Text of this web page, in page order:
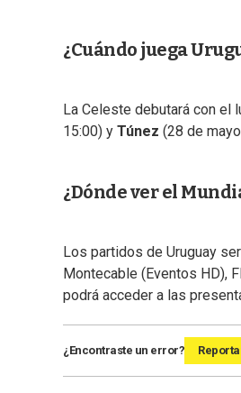
¿Cuándo juega
La Celeste debutará con el
15:00) y Túnez (28 de
¿Dónde ver el
Los partidos de Uruguay
Montecable (Eventos HD),
podrá acceder a las
¿Encontraste un error?